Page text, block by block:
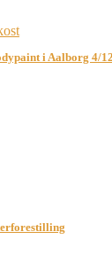
i Aalborg 4/